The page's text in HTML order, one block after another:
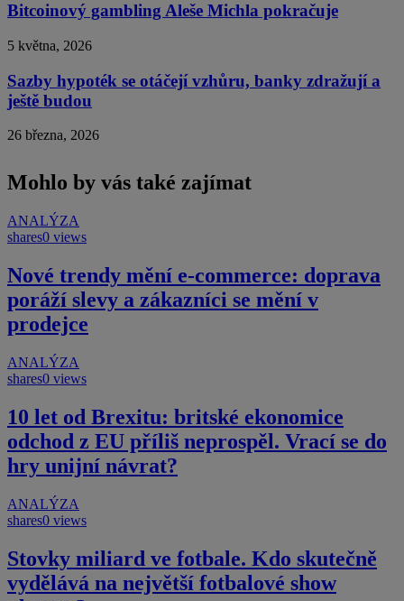
Bitcoinový gambling Aleše Michla pokračuje
5 května, 2026
Sazby hypoték se otáčejí vzhůru, banky zdražují a
ještě budou
26 března, 2026
Mohlo by vás také zajímat
ANALÝZA
shares0 views
Nové trendy mění e-commerce: doprava
poráží slevy a zákazníci se mění v
prodejce
ANALÝZA
shares0 views
10 let od Brexitu: britské ekonomice
odchod z EU příliš neprospěl. Vrací se do
hry unijní návrat?
ANALÝZA
shares0 views
Stovky miliard ve fotbale. Kdo skutečně
vydělává na největší fotbalové show